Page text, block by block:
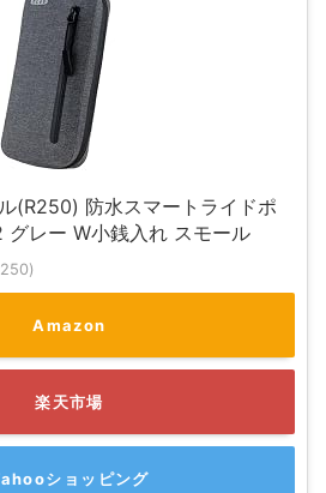
(R250) 防水スマートライドポ
グレー W小銭入れ スモール
Amazon
楽天市場
ショッピング